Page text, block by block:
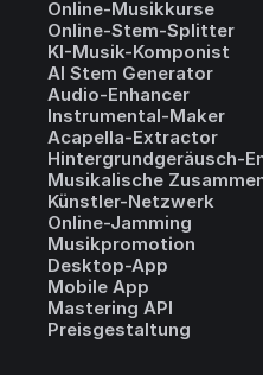
Online-Musikkurse
Online-Stem-Splitter
KI-Musik-Komponist
AI Stem Generator
Audio-Enhancer
Instrumental-Maker
Acapella-Extractor
Hintergrundgeräusch-
Musikalische
Künstler-Netzwerk
Online-Jamming
Musikpromotion
Desktop-App
Mobile App
Mastering API
Preisgestaltung